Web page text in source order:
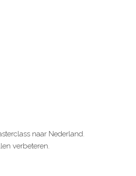
naar Nederland.
verbeteren.